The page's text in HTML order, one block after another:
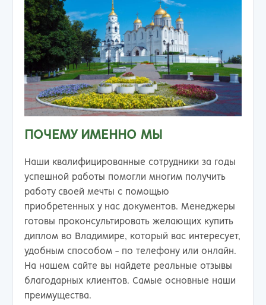
ПОЧЕМУ ИМЕННО МЫ
Наши квалифицированные сотрудники за годы
успешной работы помогли многим получить
работу своей мечты с помощью
приобретенных у нас документов. Менеджеры
готовы проконсультировать желающих купить
диплом во Владимире, который вас интересует,
удобным способом - по телефону или онлайн.
На нашем сайте вы найдете реальные отзывы
благодарных клиентов. Самые основные наши
преимущества.